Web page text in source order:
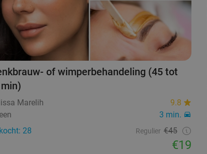
of wimperbehandeling (45 tot
Marelih
9.8
3 min.
28
Regulier €45
€19